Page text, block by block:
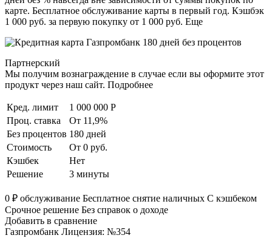
карте. Бесплатное обслуживание карты в первый год. Кэшбэк
1 000 руб. за первую покупку от 1 000 руб. Еще
Партнерский
Мы получим вознаграждение в случае если вы оформите этот
продукт через наш сайт. Подробнее
Кред. лимит
1 000 000 Р
Проц. ставка
От 11,9%
Без процентов 180 дней
Стоимость
От 0 руб.
Кэшбек
Нет
Решение
3 минуты
0 ₽ обслуживание Бесплатное снятие наличных С кэшбеком
Срочное решение Без справок о доходе
Добавить в сравнение
Газпромбанк Лицензия: №354